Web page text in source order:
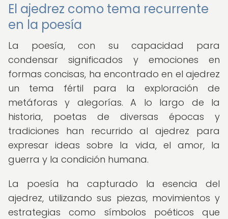
El ajedrez como tema recurrente
en la poesía
La poesía, con su capacidad para
condensar significados y emociones en
formas concisas, ha encontrado en el ajedrez
un tema fértil para la exploración de
metáforas y alegorías. A lo largo de la
historia, poetas de diversas épocas y
tradiciones han recurrido al ajedrez para
expresar ideas sobre la vida, el amor, la
guerra y la condición humana.
La poesía ha capturado la esencia del
ajedrez, utilizando sus piezas, movimientos y
estrategias como símbolos poéticos que